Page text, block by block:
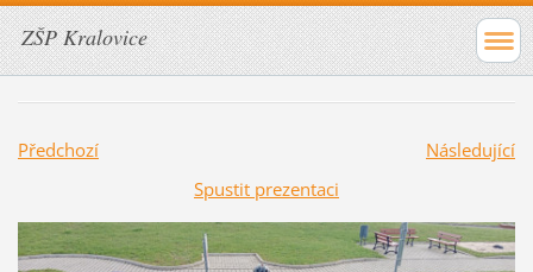
ZŠP Kralovice
Předchozí
Následující
Spustit prezentaci